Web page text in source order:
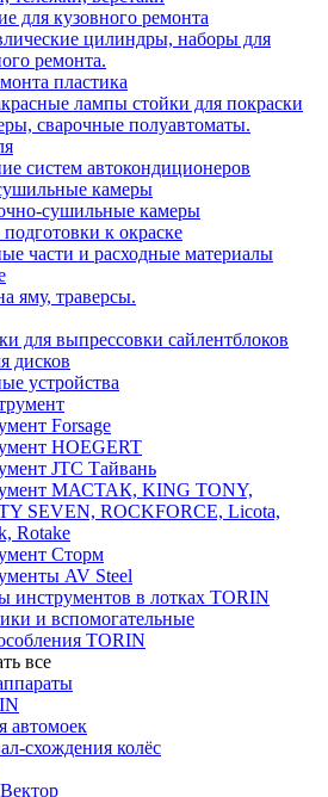
для кузовного ремонта
цилиндры, наборы для
ремонта.
пластика
лампы стойки для покраски
сварочные полуавтоматы.
систем автокондиционеров
камеры
сушильные камеры
к окраске
части и расходные материалы
яму, траверсы.
для выпрессовки сайлентблоков
дисков
устройства
Forsage
HOEGERT
JTC Тайвань
МАСТАК, KING TONY,
SEVEN, ROCKFORCE, Licota,
Rotake
Сторм
AV Steel
инструментов в лотках TORIN
и вспомогательные
TORIN
все
автомоек
схождения колёс